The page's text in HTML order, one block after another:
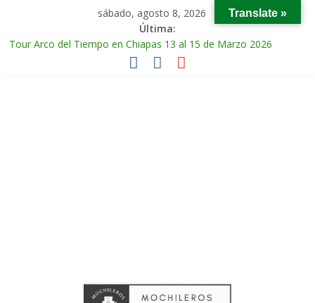
sábado, agosto 8, 2026
Última:
Tour Arco del Tiempo en Chiapas 13 al 15 de Marzo 2026
Tour Tikal Magico en Guatemala 31 de Octubre al 2 de
Translate »